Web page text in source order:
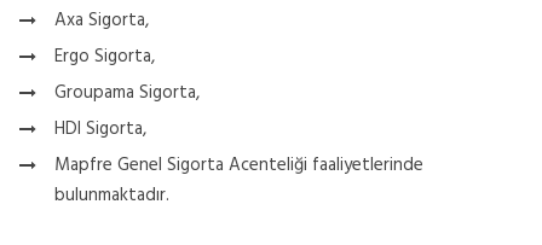
Axa Sigorta,
Ergo Sigorta,
Groupama Sigorta,
HDI Sigorta,
Mapfre Genel Sigorta Acenteliği faaliyetlerinde
bulunmaktadır.